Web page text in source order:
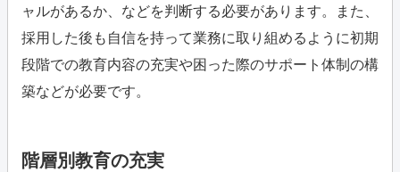
ャルがあるか、などを判断する必要があります。また、
採用した後も自信を持って業務に取り組めるように初期
段階での教育内容の充実や困った際のサポート体制の構
築などが必要です。
階層別教育の充実